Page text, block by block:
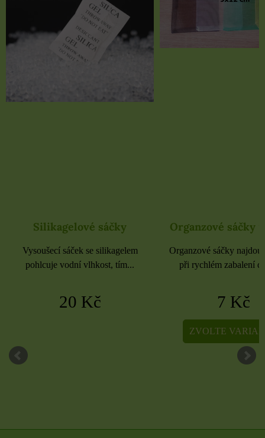
Organzové sáčky 9x12 cm
Organzové sáčky najdou uplatnění
při rychlém zabalení dárků,...
7 Kč
Organzové sáčky
Organzové sáčky najdou
při rychlém zabalení
5 Kč
ZVOLTE